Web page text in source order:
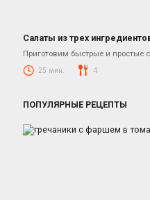
Салаты
Салаты из трех
Приготовим быстрые и простые
25 мин. 4
ПОПУЛЯРНЫЕ РЕЦЕПТЫ